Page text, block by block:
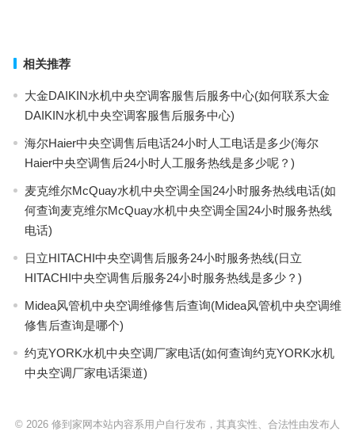
相关推荐
大金DAIKIN水机中央空调客服售后服务中心(如何联系大金
DAIKIN水机中央空调客服售后服务中心)
海尔Haier中央空调售后电话24小时人工电话是多少(海尔
Haier中央空调售后24小时人工服务热线是多少呢？)
麦克维尔McQuay水机中央空调全国24小时服务热线电话(如
何查询麦克维尔McQuay水机中央空调全国24小时服务热线
电话)
日立HITACHI中央空调售后服务24小时服务热线(日立
HITACHI中央空调售后服务24小时服务热线是多少？)
Midea风管机中央空调维修售后查询(Midea风管机中央空调维
修售后查询是哪个)
约克YORK水机中央空调厂家电话(如何查询约克YORK水机
中央空调厂家电话渠道)
© 2026 修到家网本站内容系用户自行发布，其真实性、合法性由发布人